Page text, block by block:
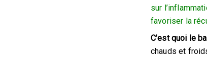
sur
favoriser la
C’est quoi le
chauds et